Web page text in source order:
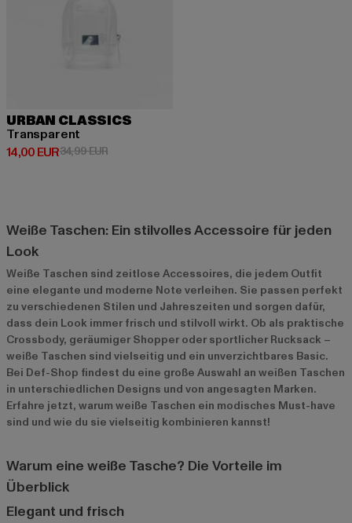
URBAN CLASSICS
Transparent
14,00 EUR
Derzeitiger Preis: 14,00 EUR
34,99 EURAktionspreis: 34,99 EUR
Weiße Taschen: Ein stilvolles Accessoire für jeden
Look
Weiße Taschen sind zeitlose Accessoires, die jedem Outfit
eine elegante und moderne Note verleihen. Sie passen perfekt
zu verschiedenen Stilen und Jahreszeiten und sorgen dafür,
dass dein Look immer frisch und stilvoll wirkt. Ob als praktische
Crossbody, geräumiger Shopper oder sportlicher Rucksack –
weiße Taschen sind vielseitig und ein unverzichtbares Basic.
Bei Def-Shop findest du eine große Auswahl an weißen Taschen
in unterschiedlichen Designs und von angesagten Marken.
Erfahre jetzt, warum weiße Taschen ein modisches Must-have
sind und wie du sie vielseitig kombinieren kannst!
Warum eine weiße Tasche? Die Vorteile im
Überblick
Elegant und frisch